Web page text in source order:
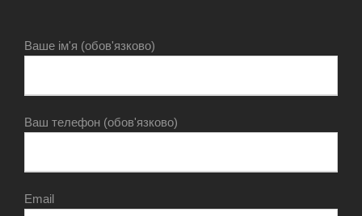
Ваше ім'я (обов'язково)
Ваш телефон (обов'язково)
Email